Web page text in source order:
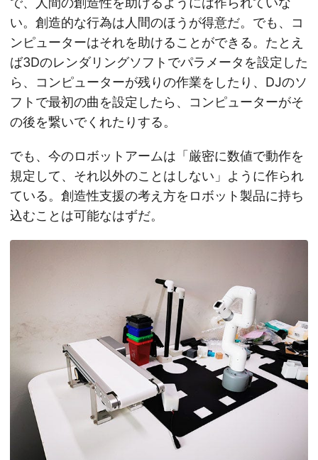
い。創造的な行為は人間のほうが得意だ。でも、コ
ンピューターはそれを助けることができる。たとえ
ば3Dのレンダリングソフトでパラメータを設定した
ら、コンピューターが残りの作業をしたり、DJのソ
フトで最初の曲を設定したら、コンピューターがそ
の後を繋いでくれたりする。
でも、今のロボットアームは「厳密に数値で動作を
規定して、それ以外のことはしない」ように作られ
ている。創造性支援の考え方をロボット製品に持ち
込むことは可能なはずだ。